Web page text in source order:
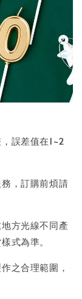
誤差值在1~2
，訂購前煩請
方光線不同產
式為準。
之合理範圍，